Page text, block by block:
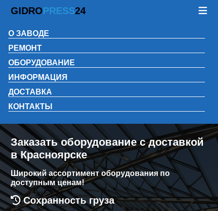
GIDROPRESS24
О ЗАВОДЕ
РЕМОНТ
ОБОРУДОВАНИЕ
ИНФОРМАЦИЯ
ДОСТАВКА
КОНТАКТЫ
Заказать оборудование с доставкой
в Красноярске
Широкий ассортимент оборудования по
доступным ценам!
Сохранность груза